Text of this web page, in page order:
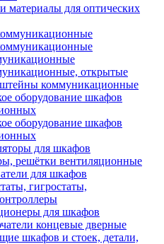
материалы для оптических
открытые
коммуникационные
оборудование шкафов
оборудование шкафов
для шкафов
решётки вентиляционные
для шкафов
гигростаты,
для шкафов
концевые дверные
шкафов и стоек, детали,